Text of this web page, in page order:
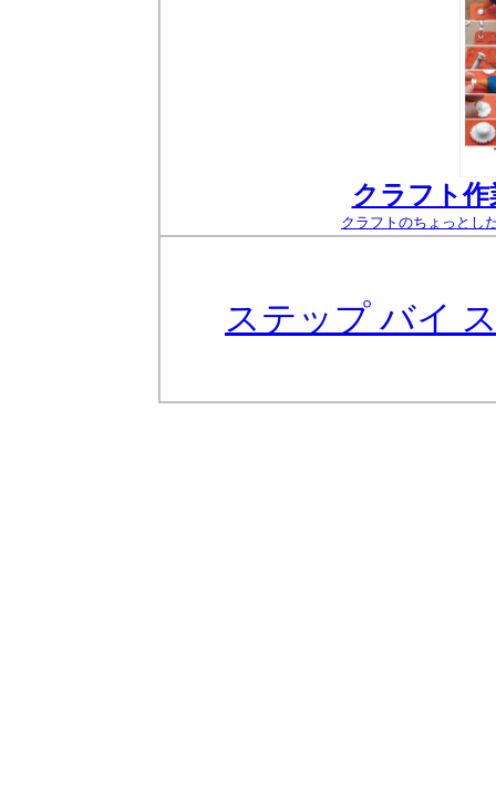
クラフト作
クラフトのちょっとし
ステップ バイ